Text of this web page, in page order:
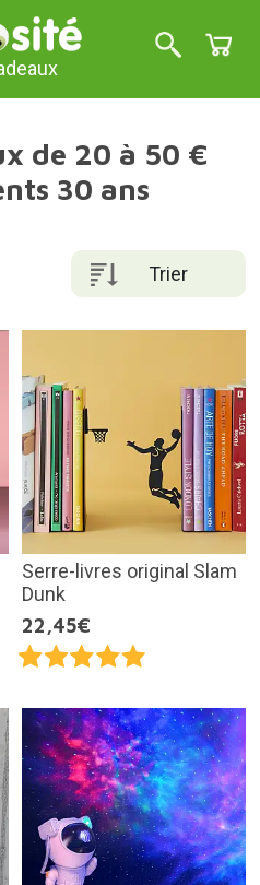
de 20 à 50 €
30 ans
Trier
Serre-livres original Slam
Dunk
22,45€